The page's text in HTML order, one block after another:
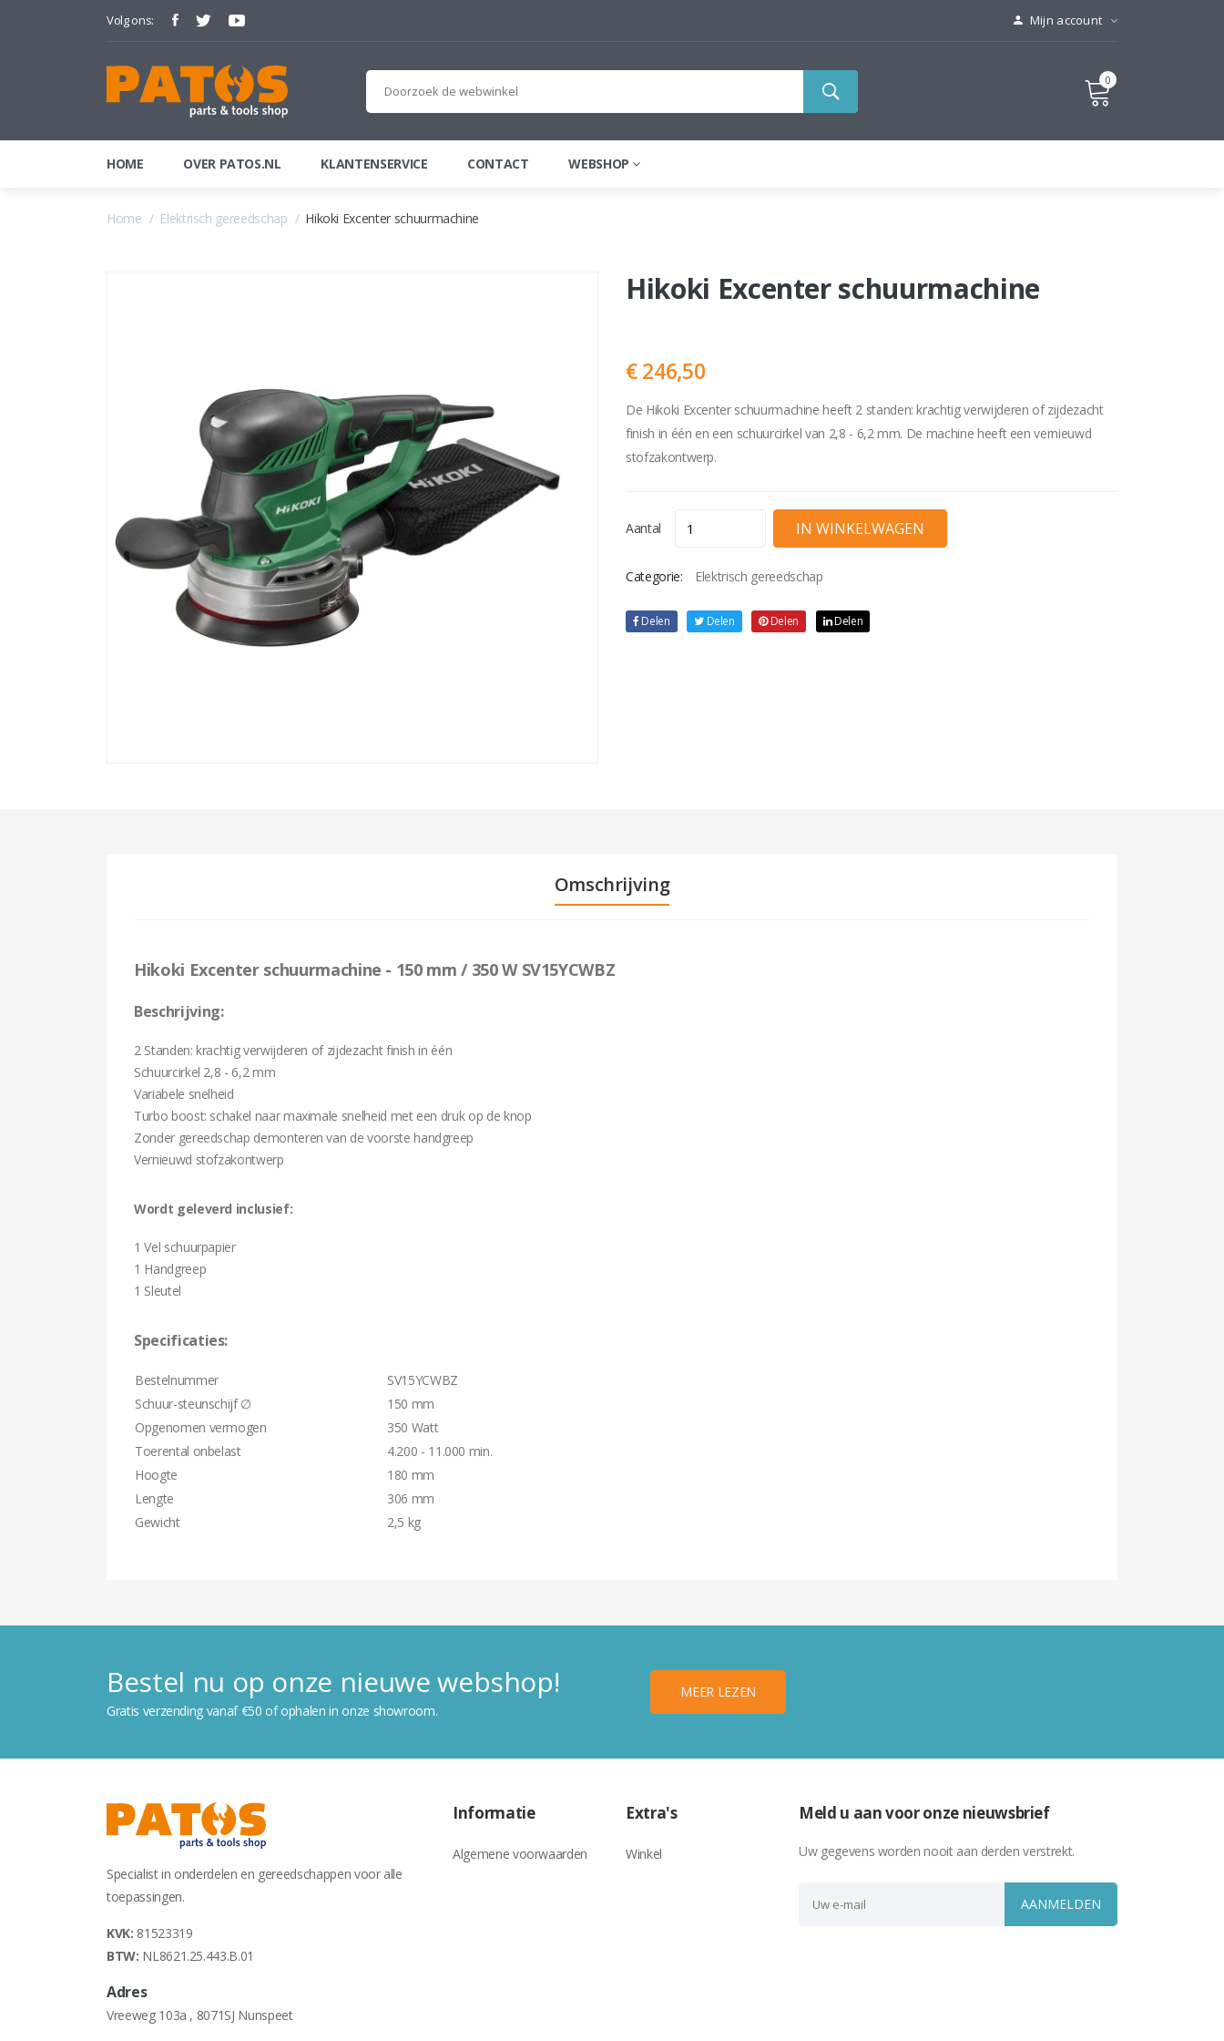
Volg ons: Mijn account
0
HOME OVER PATOS.NL KLANTENSERVICE CONTACT WEBSHOP
Home Elektrisch gereedschap Hikoki Excenter schuurmachine
Hikoki Excenter schuurmachine
€ 246,50
De Hikoki Excenter schuurmachine heeft 2 standen: krachtig verwijderen of zijdezacht
finish in één en een schuurcirkel van 2,8 - 6,2 mm. De machine heeft een vernieuwd
stofzakontwerp.
Aantal
Categorie: Elektrisch gereedschap
Delen Delen Delen Delen
Omschrijving
Hikoki Excenter schuurmachine - 150 mm / 350 W SV15YCWBZ
Beschrijving:
2 Standen: krachtig verwijderen of zijdezacht finish in één
Schuurcirkel 2,8 - 6,2 mm
Variabele snelheid
Turbo boost: schakel naar maximale snelheid met een druk op de knop
Zonder gereedschap demonteren van de voorste handgreep
Vernieuwd stofzakontwerp
Wordt geleverd inclusief:
1 Vel schuurpapier
1 Handgreep
1 Sleutel
Specificaties:
Bestelnummer
SV15YCWBZ
Schuur-steunschijf ∅
150 mm
Opgenomen vermogen
350 Watt
Toerental onbelast
4.200 - 11.000 min.
Hoogte
180 mm
Lengte
306 mm
Gewicht
2,5 kg
Bestel nu op onze nieuwe webshop!
Gratis verzending vanaf €50 of ophalen in onze showroom.
MEER LEZEN
Specialist in onderdelen en gereedschappen voor alle
toepassingen.
KVK: 81523319
BTW: NL8621.25.443.B.01
Adres
Vreeweg 103a , 8071SJ Nunspeet
Informatie
Algemene voorwaarden
Extra's
Winkel
Meld u aan voor onze nieuwsbrief
Uw gegevens worden nooit aan derden verstrekt.
AANMELDEN